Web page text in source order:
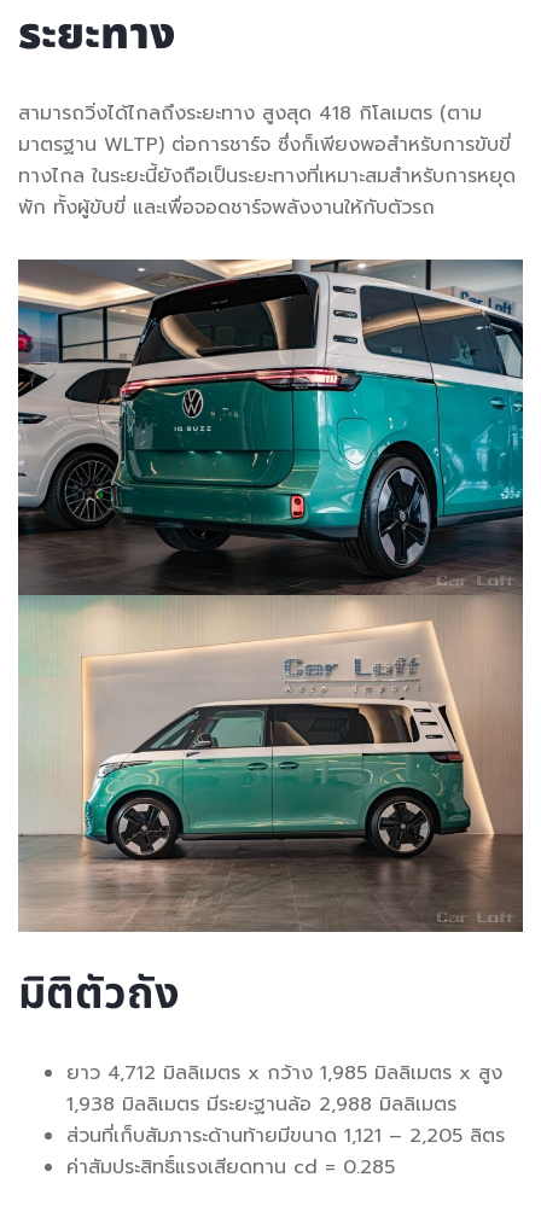
ระยะทาง
สามารถวิ่งได้ไกลถึงระยะทาง สูงสุด 418 กิโลเมตร (ตาม
มาตรฐาน WLTP) ต่อการชาร์จ ซึ่งก็เพียงพอสำหรับการขับขี่
ทางไกล ในระยะนี้ยังถือเป็นระยะทางที่เหมาะสมสำหรับการหยุด
พัก ทั้งผู้ขับขี่ และเพื่อจอดชาร์จพลังงานให้กับตัวรถ
มิติตัวถัง
ยาว 4,712 มิลลิเมตร x กว้าง 1,985 มิลลิเมตร x สูง
1,938 มิลลิเมตร มีระยะฐานล้อ 2,988 มิลลิเมตร
ส่วนที่เก็บสัมภาระด้านท้ายมีขนาด 1,121 – 2,205 ลิตร
ค่าสัมประสิทธิ์แรงเสียดทาน cd = 0.285